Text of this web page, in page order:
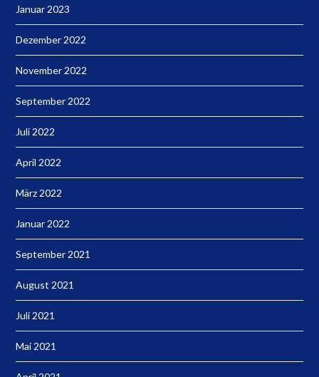
Januar 2023
Dezember 2022
November 2022
September 2022
Juli 2022
April 2022
März 2022
Januar 2022
September 2021
August 2021
Juli 2021
Mai 2021